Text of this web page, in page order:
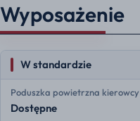
Wyposażenie
W standardzie
Poduszka powietrzna kierowcy
Dostępne